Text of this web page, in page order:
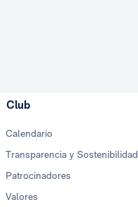
Club
Calendario
Transparencia y Sostenibilidad
Patrocinadores
Valores